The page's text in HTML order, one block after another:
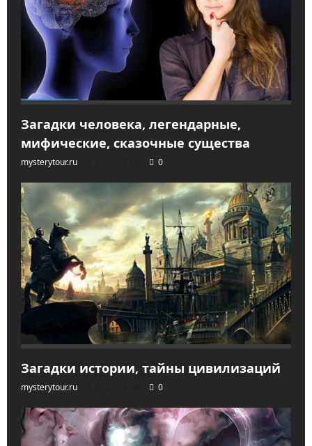
Загадки человека, легендарные,
мифические, сказочные существа
mysterytour.ru 0
Загадки истории, тайны цивилизаций
mysterytour.ru 0